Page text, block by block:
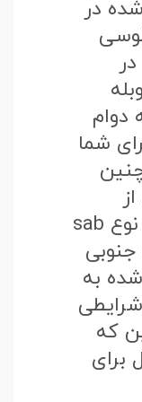
در
دوام
شما
بهترین نوع مواد چاپ از نوع sab
جنوبی
به
که
برای